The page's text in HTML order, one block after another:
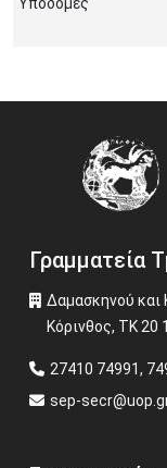
Γραμματεία
Δαμασκηνού και
Κόρινθος, ΤΚ 20
27410 74991,
sep-